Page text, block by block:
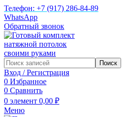
Телефон: +7 (917) 286-84-89
WhatsApp
Обратный звонок
Поиск
Вход / Регистрация
0 Избранное
0 Сравнить
0 элемент 0,00 ₽
Меню